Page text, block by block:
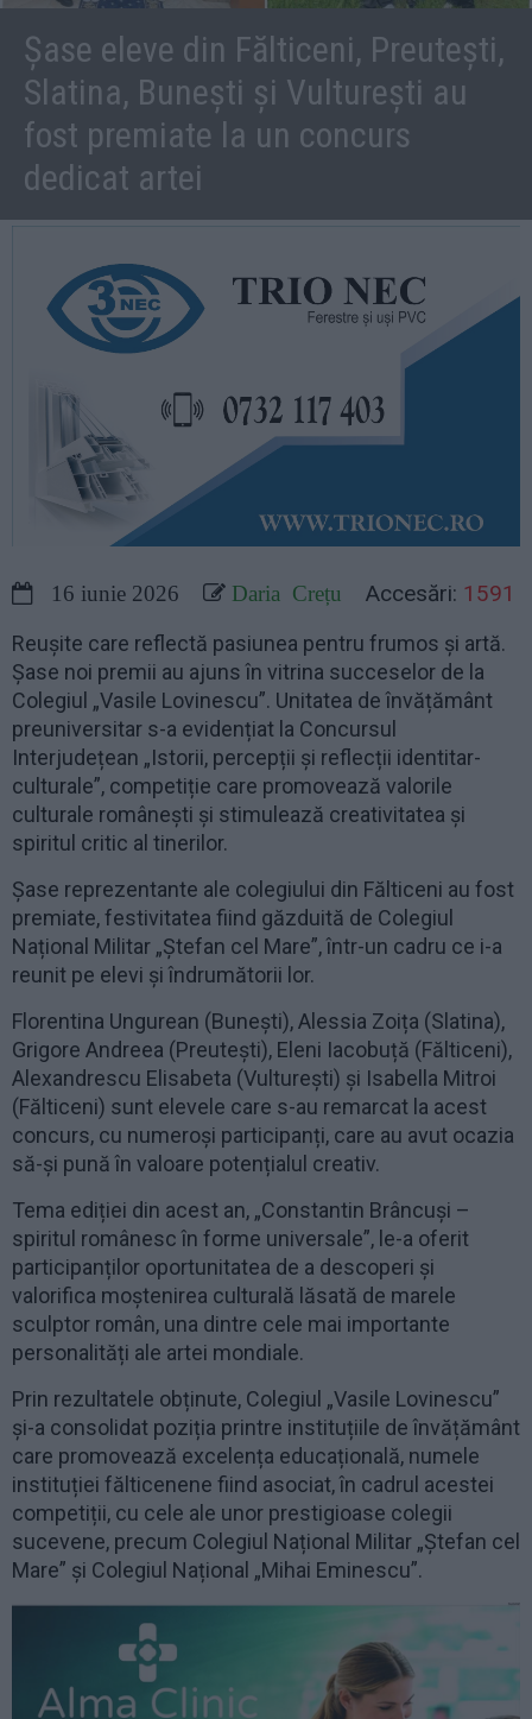
Șase eleve din Fălticeni, Preutești,
Slatina, Bunești și Vulturești au
fost premiate la un concurs
dedicat artei
16 iunie 2026 Daria Crețu Accesări: 1591
Reușite care reflectă pasiunea pentru frumos și artă.
Șase noi premii au ajuns în vitrina succeselor de la
Colegiul „Vasile Lovinescu”. Unitatea de învățământ
preuniversitar s-a evidențiat la Concursul
Interjudețean „Istorii, percepții și reflecții identitar-
culturale”, competiție care promovează valorile
culturale românești și stimulează creativitatea și
spiritul critic al tinerilor.
Șase reprezentante ale colegiului din Fălticeni au fost
premiate, festivitatea fiind găzduită de Colegiul
Național Militar „Ștefan cel Mare”, într-un cadru ce i-a
reunit pe elevi și îndrumătorii lor.
Florentina Ungurean (Bunești), Alessia Zoița (Slatina),
Grigore Andreea (Preutești), Eleni Iacobuță (Fălticeni),
Alexandrescu Elisabeta (Vulturești) și Isabella Mitroi
(Fălticeni) sunt elevele care s-au remarcat la acest
concurs, cu numeroși participanți, care au avut ocazia
să-și pună în valoare potențialul creativ.
Tema ediției din acest an, „Constantin Brâncuși –
spiritul românesc în forme universale”, le-a oferit
participanților oportunitatea de a descoperi și
valorifica moștenirea culturală lăsată de marele
sculptor român, una dintre cele mai importante
personalități ale artei mondiale.
Prin rezultatele obținute, Colegiul „Vasile Lovinescu”
și-a consolidat poziția printre instituțiile de învățământ
care promovează excelența educațională, numele
instituției fălticenene fiind asociat, în cadrul acestei
competiții, cu cele ale unor prestigioase colegii
sucevene, precum Colegiul Național Militar „Ștefan cel
Mare” și Colegiul Național „Mihai Eminescu”.